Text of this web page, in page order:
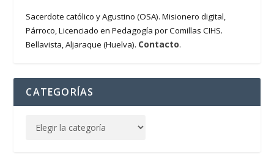
Sacerdote católico y Agustino (OSA). Misionero digital,
Párroco, Licenciado en Pedagogía por Comillas CIHS.
Bellavista, Aljaraque (Huelva). Contacto.
CATEGORÍAS